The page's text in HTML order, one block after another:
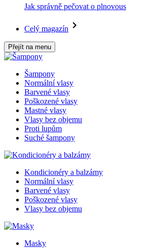
Jak správně pečovat o plnovous
Celý magazín
Přejít na menu
Šampony
Normální vlasy
Barvené vlasy
Poškozené vlasy
Mastné vlasy
Vlasy bez objemu
Proti lupům
Suché šampony
Kondicionéry a balzámy
Normální vlasy
Barvené vlasy
Poškozené vlasy
Vlasy bez objemu
Masky